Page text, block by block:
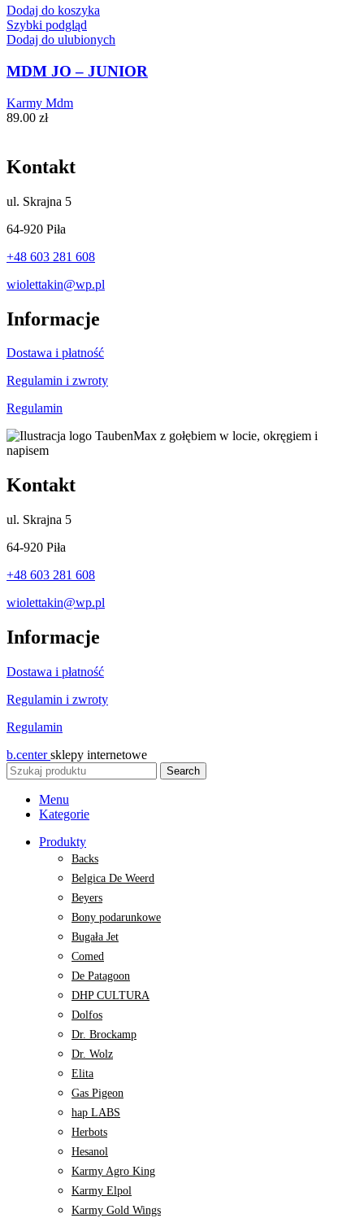
Dodaj do koszyka
Szybki podgląd
Dodaj do ulubionych
MDM JO – JUNIOR
Karmy Mdm
89.00 zł
Kontakt
ul. Skrajna 5
64-920 Piła
+48 603 281 608
wiolettakin@wp.pl
Informacje
Dostawa i płatność
Regulamin i zwroty
Regulamin
Kontakt
ul. Skrajna 5
64-920 Piła
+48 603 281 608
wiolettakin@wp.pl
Informacje
Dostawa i płatność
Regulamin i zwroty
Regulamin
b.centersklepy internetowe
Search
Menu
Kategorie
Produkty
Backs
Belgica De Weerd
Beyers
Bony podarunkowe
Bugała Jet
Comed
De Patagoon
DHP CULTURA
Dolfos
Dr. Brockamp
Dr. Wolz
Elita
Gas Pigeon
hap LABS
Herbots
Hesanol
Karmy Agro King
Karmy Elpol
Karmy Gold Wings